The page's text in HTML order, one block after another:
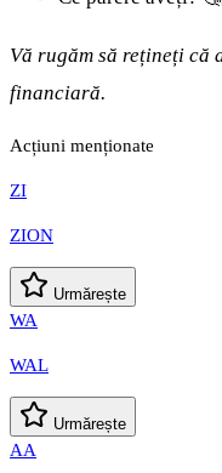
Vă rugăm să rețineți că
financiară.
Acțiuni menționate
ZI
ZION
Urmărește
WA
WAL
Urmărește
AA